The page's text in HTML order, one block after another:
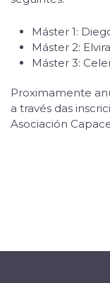
Máster 1:
Máster 2:
Máster 3:
Proximamente
a través das
Asociación